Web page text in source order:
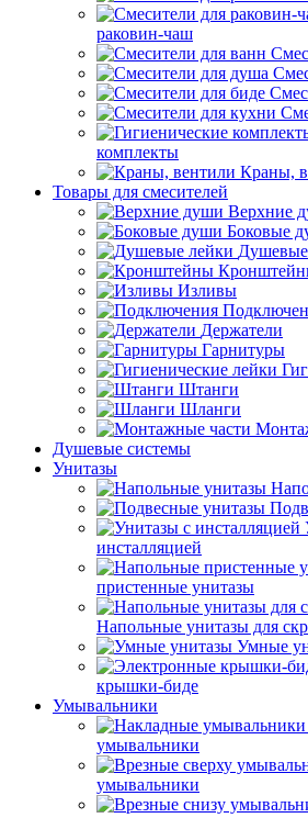
раковин-чаш
комплекты
Краны,
Товары для смесителей
Верхние
Боковые
Изливы
Держатели
Гарнитуры
Штанги
Шланги
Душевые системы
Унитазы
инсталляцией
пристенные унитазы
Напольные унитазы для
Умные
крышки-биде
Умывальники
умывальники
умывальники